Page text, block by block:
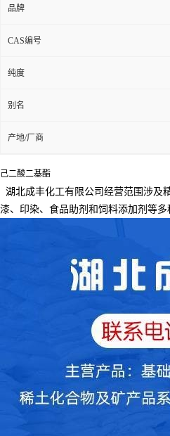
品牌
CAS编号
纯度
别名
产地/厂商
己二酸二基酯
湖北成丰化工有限公司经营范围涉及
漆、印染、食品助剂和饲料添加剂等多